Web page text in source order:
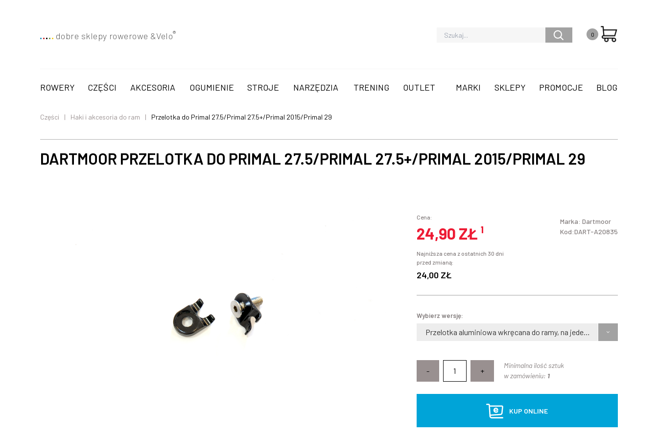
dobre sklepy rowerowe &Velo® 0
ROWERY CZĘŚCI AKCESORIA OGUMIENIE STROJE NARZĘDZIA TRENING OUTLET MARKI SKLEPY PROMOCJE BLOG
Części Haki i akcesoria do ram Przelotka do Primal 27.5/Primal 27.5+/Primal 2015/Primal 29
DARTMOOR PRZELOTKA DO PRIMAL 27.5/PRIMAL 27.5+/PRIMAL 2015/PRIMAL 29
Cena:
24,90 ZŁ¹
Najniższa cena z ostatnich 30 dni
przed zmianą:
24,00 ZŁ
Marka: Dartmoor
Kod:DART-A20835
Wybierz wersję:
Przelotka aluminiowa wkręcana do ramy, na jeden przewód
- +
Minimalna ilość sztuk
w zamówieniu: 1
KUP ONLINE